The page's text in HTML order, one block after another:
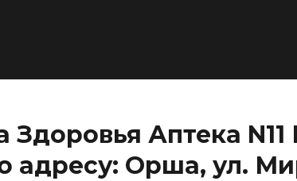
Здоровья Аптека
адресу: Орша, ул.